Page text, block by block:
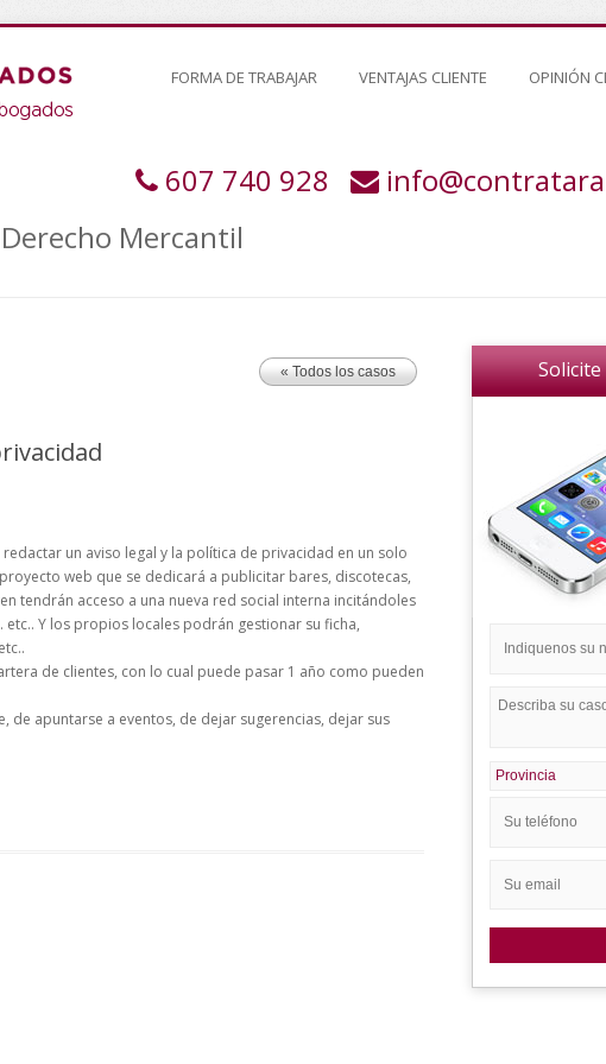
FORMA DE TRABAJAR VENTAJAS CLIENTE OPINIÓN
607 740 928
Mercantil
« Todos los casos
un aviso legal y la política de privacidad en un solo
web que se dedicará a publicitar bares, discotecas,
tendrán acceso a una nueva red social interna incitándoles
Y los propios locales podrán gestionar su ficha,
de clientes, con lo cual puede pasar 1 año como pueden
apuntarse a eventos, de dejar sugerencias, dejar sus